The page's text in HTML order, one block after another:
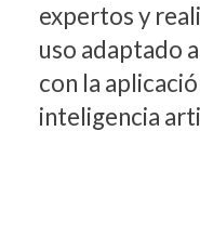
expertos y
uso adaptado
con la
inteligencia